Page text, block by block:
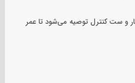
و ست کنترل توصیه می‌شود تا عمر